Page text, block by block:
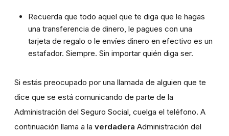
Recuerda que todo aquel que te diga que le hagas
una transferencia de dinero, le pagues con una
tarjeta de regalo o le envíes dinero en efectivo es un
estafador. Siempre. Sin importar quién diga ser.
Si estás preocupado por una llamada de alguien que te
dice que se está comunicando de parte de la
Administración del Seguro Social, cuelga el teléfono. A
continuación llama a la verdadera Administración del